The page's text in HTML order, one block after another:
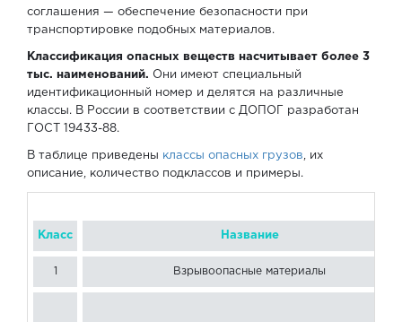
соглашения — обеспечение безопасности при
транспортировке подобных материалов.
Классификация опасных веществ насчитывает более 3
тыс. наименований. Они имеют специальный
идентификационный номер и делятся на различные
классы. В России в соответствии с ДОПОГ разработан
ГОСТ 19433-88.
В таблице приведены классы опасных грузов , их
описание, количество подклассов и примеры.
Класс Название
1 Взрывоопасные материалы